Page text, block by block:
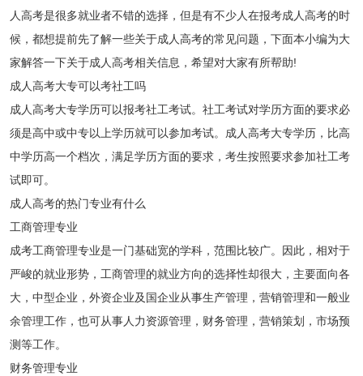
人高考是很多就业者不错的选择，但是有不少人在报考成人高考的时
候，都想提前先了解一些关于成人高考的常见问题，下面本小编为大
家解答一下关于成人高考相关信息，希望对大家有所帮助!
成人高考大专可以考社工吗
成人高考大专学历可以报考社工考试。社工考试对学历方面的要求必
须是高中或中专以上学历就可以参加考试。成人高考大专学历，比高
中学历高一个档次，满足学历方面的要求，考生按照要求参加社工考
试即可。
成人高考的热门专业有什么
工商管理专业
成考工商管理专业是一门基础宽的学科，范围比较广。因此，相对于
严峻的就业形势，工商管理的就业方向的选择性却很大，主要面向各
大，中型企业，外资企业及国企业从事生产管理，营销管理和一般业
余管理工作，也可从事人力资源管理，财务管理，营销策划，市场预
测等工作。
财务管理专业